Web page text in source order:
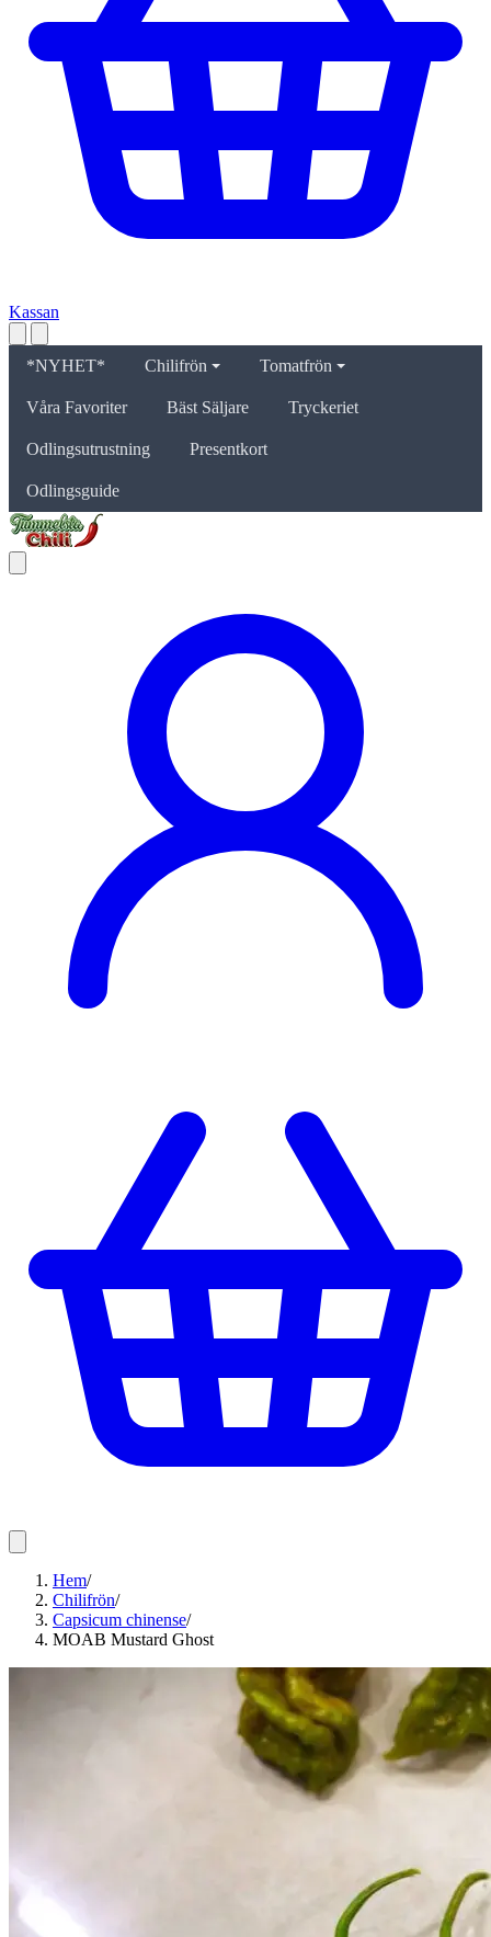
Kassan
*NYHET* Chilifrön Tomatfrön
Våra Favoriter Bäst Säljare Tryckeriet
Odlingsutrustning Presentkort
Odlingsguide
Hem/
Chilifrön/
Capsicum chinense/
MOAB Mustard Ghost